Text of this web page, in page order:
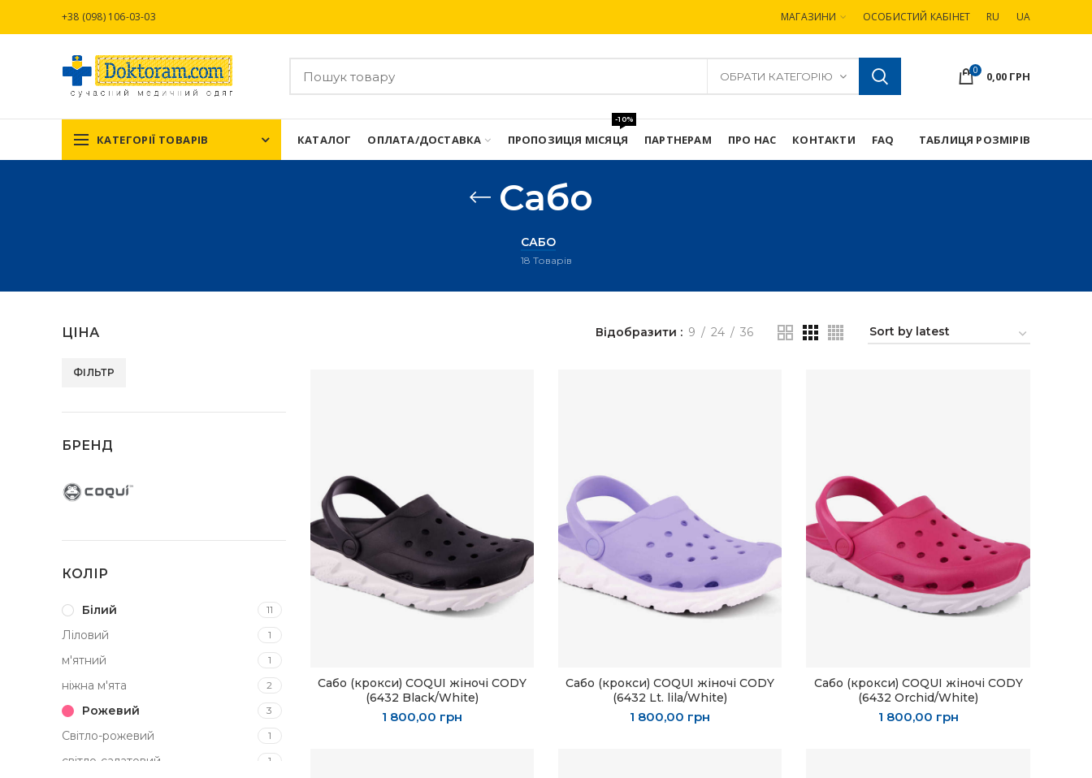
+38 (098) 106-03-03 МАГАЗИНИ ОСОБИСТИЙ КАБІНЕТ RU UA
ОБРАТИ КАТЕГОРІЮ 0 0,00 ГРН
КАТЕГОРІЇ ТОВАРІВ КАТАЛОГ ОПЛАТА/ДОСТАВКА ПРОПОЗИЦІЯ МІСЯЦЯ
-10%
ПАРТНЕРАМ ПРО НАС КОНТАКТИ FAQ ТАБЛИЦЯ РОЗМІРІВ
Сабо
САБО
18 Товарів
Відобразити 9 24 36
ОБЕРІТЬ ОПЦІЇ
Сабо (крокси) COQUI жіночі CODY
(6432 Black/White)
1 800,00 грн
ОБЕРІТЬ ОПЦІЇ
Сабо (крокси) COQUI жіночі CODY
(6432 Lt. lila/White)
1 800,00 грн
ОБЕРІТЬ ОПЦІЇ
Сабо (крокси) COQUI жіночі CODY
(6432 Orchid/White)
1 800,00 грн
ЦІНА
ФІЛЬТР
БРЕНД
КОЛІР
Білий 11
Ліловий 1
м'ятний 1
ніжна м'ята 2
Рожевий 3
Світло-рожевий 1
світло-салатовий 1